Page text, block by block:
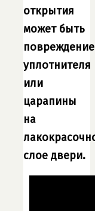
открытия
может быть
повреждение
уплотнителя
или
царапины
на
слое двери.